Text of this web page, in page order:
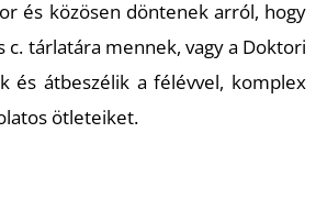
és közösen döntenek arról, hogy
c. tárlatára mennek, vagy a Doktori
és átbeszélik a félévvel, komplex
ötleteiket.